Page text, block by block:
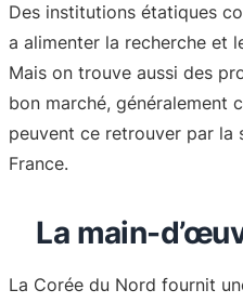
Des institutions étatiques
a alimenter la recherche et
Mais on trouve aussi des
bon marché, généralement
peuvent ce retrouver par la
France.
La main-
La Corée du Nord fournit